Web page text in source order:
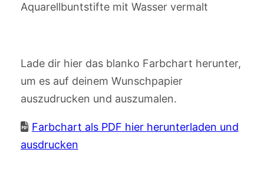
Aquarellbuntstifte mit Wasser vermalt
Lade dir hier das blanko Farbchart herunter,
um es auf deinem Wunschpapier
auszudrucken und auszumalen.
Farbchart als PDF hier herunterladen und
ausdrucken